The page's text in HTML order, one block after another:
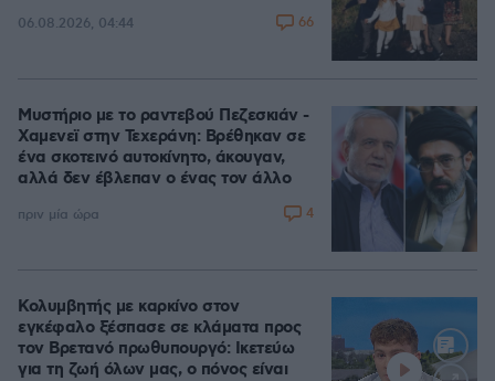
06.08.2026, 04:44 66
Μυστήριο με το ραντεβού Πεζεσκιάν -
Χαμενεϊ στην Τεχεράνη: Βρέθηκαν σε
ένα σκοτεινό αυτοκίνητο, άκουγαν,
αλλά δεν έβλεπαν ο ένας τον άλλο
πριν μία ώρα 4
Κολυμβητής με καρκίνο στον
εγκέφαλο ξέσπασε σε κλάματα προς
τον Βρετανό πρωθυπουργό: Ικετεύω
για τη ζωή όλων μας, ο πόνος είναι